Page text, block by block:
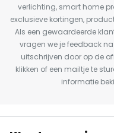
verlichting, smart home
exclusieve kortingen,
Als een gewaardeerde
vragen we je feedback
uitschrijven door op de
klikken of een mailtje te
informatie